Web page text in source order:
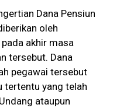
Dana Pensiun
oleh
akhir masa
tersebut. Dana
pegawai tersebut
tertentu yang telah
ataupun